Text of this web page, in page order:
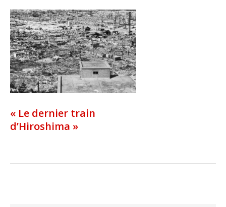
« Le dernier train
d’Hiroshima »